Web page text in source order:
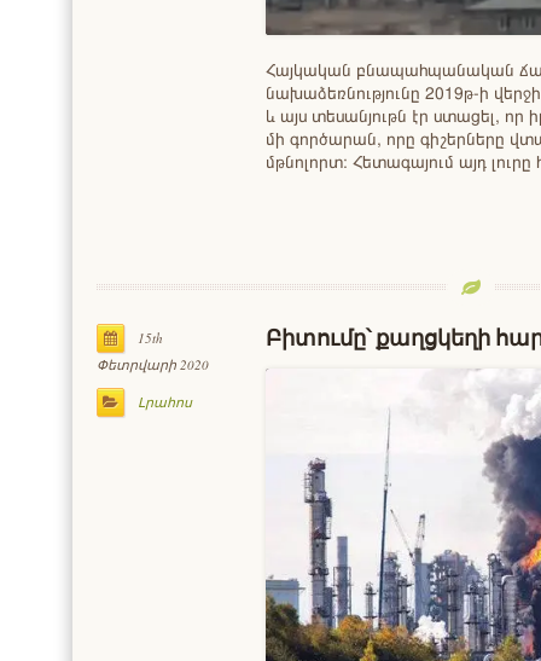
Հայկական բնապահպանական
նախաձեռնությունը 2019թ-ի
և այս տեսանյութն էր ստացել, որ
մի գործարան, որը գիշերները
մթնոլորտ։ Հետագայում այդ
15th
Փետրվարի 2020
Լրահոս
Բիտումը՝ քաղցկեղի